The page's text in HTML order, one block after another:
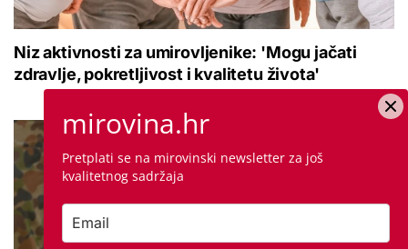
Niz aktivnosti za umirovljenike: 'Mogu jačati
zdravlje, pokretljivost i kvalitetu života'
mirovina.hr
Pretplati se na mirovinski newsletter za još
kvalitetnog sadržaja